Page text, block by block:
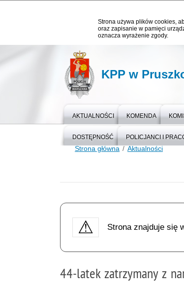
Strona używa plików cookies,
oraz zapisanie w pamięci
oznacza wyrażenie zgody.
KPP w
AKTUALNOŚCI KOMENDA
DOSTĘPNOŚĆ POLICJANCI I
Strona główna Aktualności
Strona znajduje się
44-latek zatrzymany z